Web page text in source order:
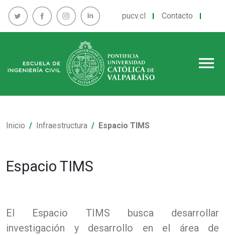
pucv.cl Contacto
menu
Inicio Infraestructura Espacio TIMS
Espacio TIMS
El Espacio TIMS busca desarrollar
investigación y desarrollo en el área de